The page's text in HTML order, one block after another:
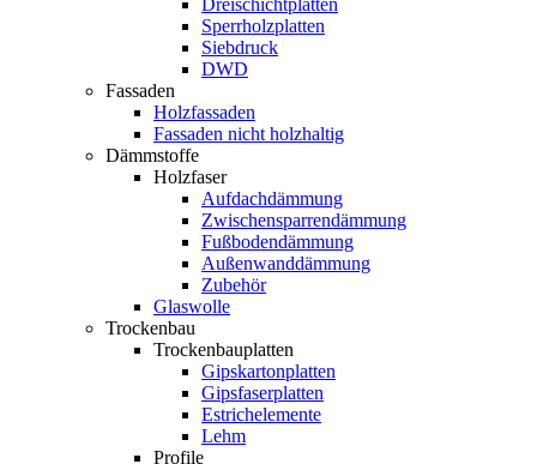
Sperrholzplatten
Siebdruck
DWD
Fassaden
Holzfassaden
Fassaden nicht holzhaltig
Dämmstoffe
Holzfaser
Aufdachdämmung
Zwischensparrendämmung
Fußbodendämmung
Außenwanddämmung
Zubehör
Glaswolle
Trockenbau
Trockenbauplatten
Gipskartonplatten
Gipsfaserplatten
Estrichelemente
Lehm
Profile